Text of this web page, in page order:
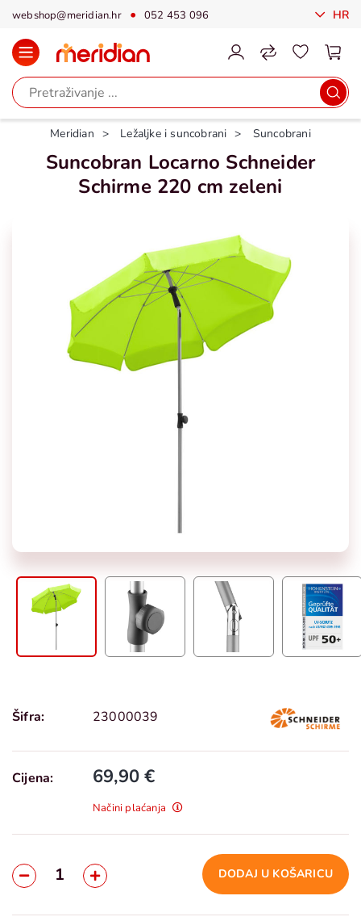
webshop@meridian.hr 052 453 096 HR
Meridian Ležaljke i suncobrani Suncobrani
Suncobran Locarno Schneider
Schirme 220 cm zeleni
Šifra: 23000039
Cijena: 69,90 €
Načini plaćanja
DODAJ U KOŠARICU